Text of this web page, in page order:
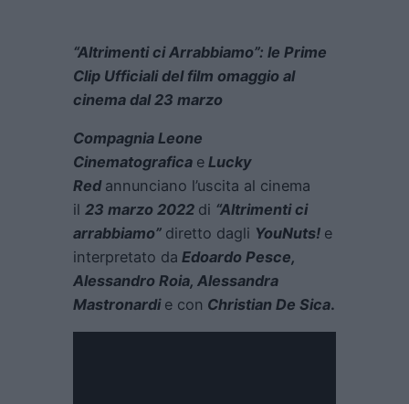
“Altrimenti ci Arrabbiamo”: le Prime
Clip Ufficiali del film omaggio al
cinema dal 23 marzo
Compagnia Leone
Cinematografica e Lucky
Red annunciano l’uscita al cinema
il 23 marzo 2022 di “Altrimenti ci
arrabbiamo” diretto dagli YouNuts! e
interpretato da Edoardo Pesce,
Alessandro Roia, Alessandra
Mastronardi e con Christian De Sica.